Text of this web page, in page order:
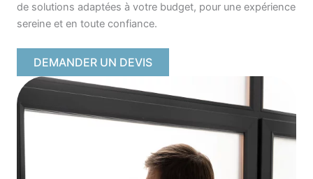
de solutions adaptées à votre budget, pour une expérience
sereine et en toute confiance.
DEMANDER UN DEVIS